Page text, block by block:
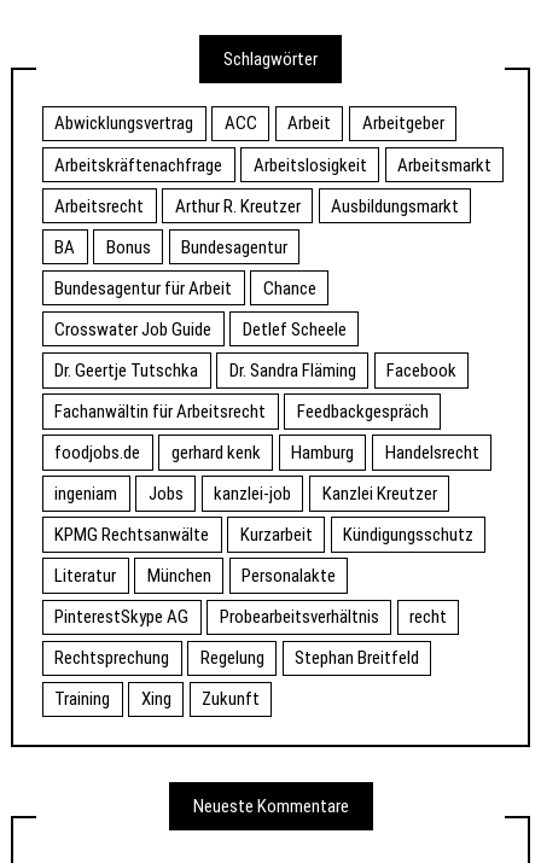
Schlagwörter
Abwicklungsvertrag ACC Arbeit
Arbeitgeber
Arbeitskräftenachfrage
Arbeitslosigkeit
Arbeitsmarkt
Arbeitsrecht
Arthur R. Kreutzer
Ausbildungsmarkt
BA
Bonus
Bundesagentur
Bundesagentur für Arbeit
Chance
Crosswater Job Guide
Detlef Scheele
Dr. Geertje Tutschka
Dr. Sandra Fläming
Facebook
Fachanwältin für Arbeitsrecht
Feedbackgespräch
foodjobs.de
gerhard kenk Hamburg
Handelsrecht
ingeniam
Jobs kanzlei-job
Kanzlei Kreutzer
KPMG Rechtsanwälte
Kurzarbeit
Kündigungsschutz
Literatur
München
Personalakte
PinterestSkype AG
Probearbeitsverhältnis
recht
Rechtsprechung
Regelung
Stephan Breitfeld
Training
Xing Zukunft
Neueste Kommentare